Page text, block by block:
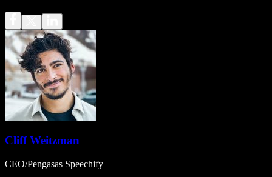
Cliff Weitzman
CEO/Pengasas Speechify